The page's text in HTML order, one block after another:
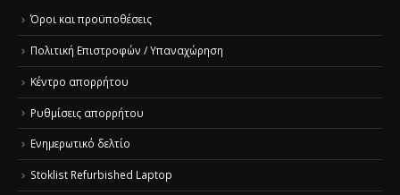
Όροι και προϋποθέσεις
Πολιτική Επιστροφών / Υπαναχώρηση
Κέντρο απορρήτου
Ρυθμίσεις απορρήτου
Ενημερωτικό δελτίο
Stoklist Refurbished Laptop